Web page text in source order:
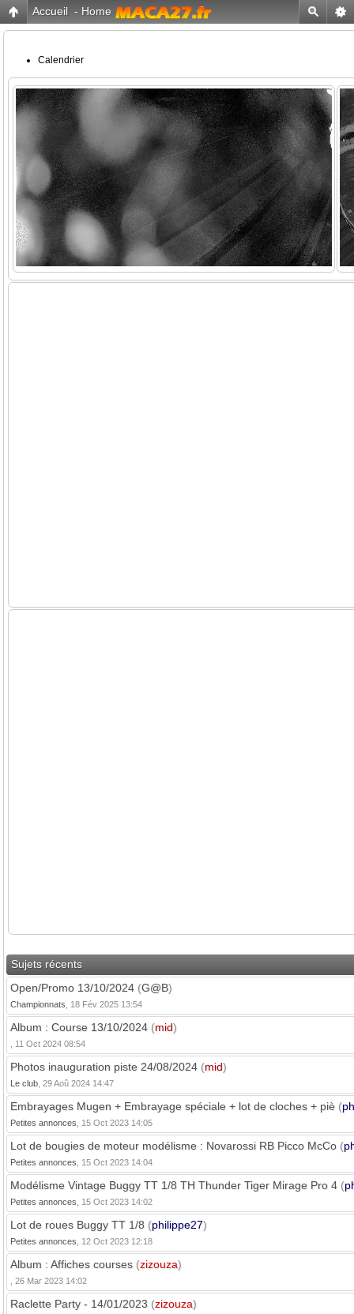
Accueil - Home
Calendrier
Sujets récents
Open/Promo 13/10/2024 (G@B)
Championnats , 18 Fév 2025 13:54
Album : Course 13/10/2024 (mid)
, 11 Oct 2024 08:54
Photos inauguration piste 24/08/2024 (mid)
Le club , 29 Aoû 2024 14:47
Embrayages Mugen + Embrayage spéciale + lot de cloches + piè (
Petites annonces , 15 Oct 2023 14:05
Lot de bougies de moteur modélisme : Novarossi RB Picco McCo (
Petites annonces , 15 Oct 2023 14:04
Modélisme Vintage Buggy TT 1/8 TH Thunder Tiger Mirage Pro 4 (
Petites annonces , 15 Oct 2023 14:02
Lot de roues Buggy TT 1/8 (philippe27)
Petites annonces , 12 Oct 2023 12:18
Album : Affiches courses (zizouza)
, 26 Mar 2023 14:02
Raclette Party - 14/01/2023 (zizouza)